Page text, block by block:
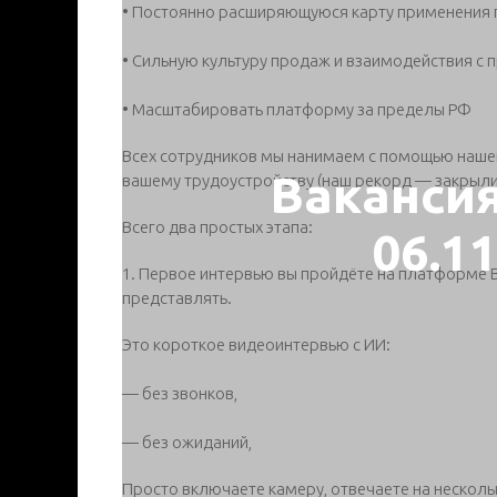
• Постоянно расширяющуюся карту
• Сильную культуру продаж и взаимодействия
• Масштабировать платформу за пределы РФ
Всех сотрудников мы нанимаем с помощью
вашему трудоустройству (наш рекорд —
Всего два простых этапа:
1. Первое интервью вы пройдёте на платформе
представлять.
Это короткое видеоинтервью с ИИ:
— без звонков,
— без ожиданий,
Просто включаете камеру, отвечаете на